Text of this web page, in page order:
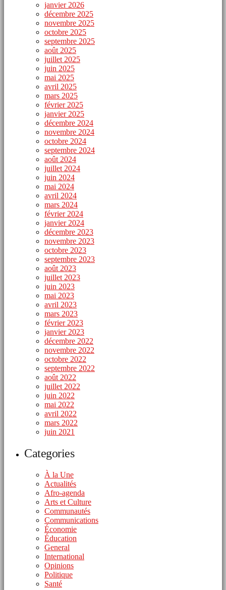
janvier 2026
décembre 2025
novembre 2025
octobre 2025
septembre 2025
août 2025
juillet 2025
juin 2025
mai 2025
avril 2025
mars 2025
février 2025
janvier 2025
décembre 2024
novembre 2024
octobre 2024
septembre 2024
août 2024
juillet 2024
juin 2024
mai 2024
avril 2024
mars 2024
février 2024
janvier 2024
décembre 2023
novembre 2023
octobre 2023
septembre 2023
août 2023
juillet 2023
juin 2023
mai 2023
avril 2023
mars 2023
février 2023
janvier 2023
décembre 2022
novembre 2022
octobre 2022
septembre 2022
août 2022
juillet 2022
juin 2022
mai 2022
avril 2022
mars 2022
juin 2021
Categories
À la Une
Actualités
Afro-agenda
Arts et Culture
Communautés
Communications
Économie
Éducation
General
International
Opinions
Politique
Santé